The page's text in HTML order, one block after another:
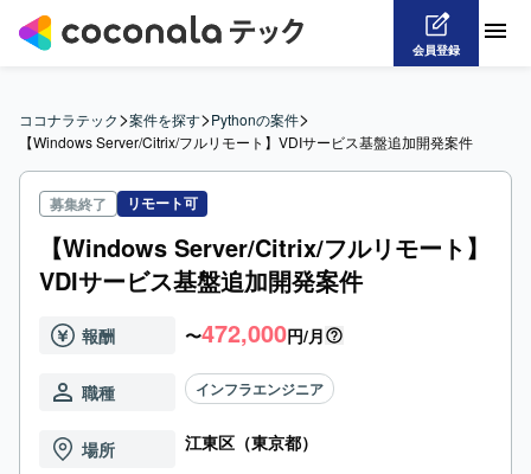
会員登録
ココナラテック>案件を探す>Pythonの案件>
【Windows Server/Citrix/フルリモート】VDIサービス基盤追加開発案件
募集終了 リモート可
【Windows Server/Citrix/フルリモート】
VDIサービス基盤追加開発案件
報酬 〜472,000円/月
職種 インフラエンジニア
場所 江東区（東京都）